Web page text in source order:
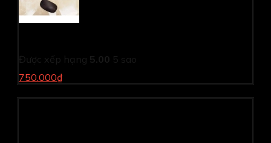
Được xếp hạng 5.00 5 sao
750.000₫